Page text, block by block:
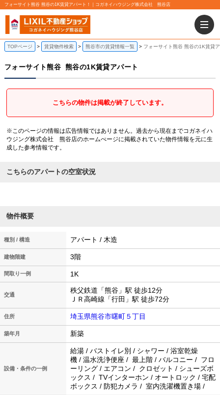
フォーサイト熊谷 熊谷の1K賃貸アパート！｜コガネイハウジング株式会社 熊谷店
TOPページ 賃貸物件検索 熊谷市の賃貸情報一覧 フォーサイト熊谷 熊谷の1K賃貸
フォーサイト熊谷 熊谷の1K賃貸アパート
こちらの物件は掲載が終了しています。
※このページの情報は広告情報ではありません。過去から現在までコガネイハ
ウジング株式会社 熊谷店のホームぺージに掲載されていた物件情報を元に生
成した参考情報です。
こちらのアパートの空室状況
物件概要
種別 / 構造 アパート / 木造
建物階建 3階
間取り一例 1K
交通
秩父鉄道「熊谷」駅 徒歩12分
ＪＲ高崎線「行田」駅 徒歩72分
住所 埼玉県熊谷市曙町５丁目
築年月 新築
設備・条件の一例
給湯 / バストイレ別 / シャワー / 浴室乾燥
機 / 温水洗浄便座 / 最上階 / バルコニー / フロ
ーリング / エアコン / クロゼット / シューズボ
ックス / TVインターホン / オートロック / 宅配
ボックス / 防犯カメラ / 室内洗濯機置き場 /